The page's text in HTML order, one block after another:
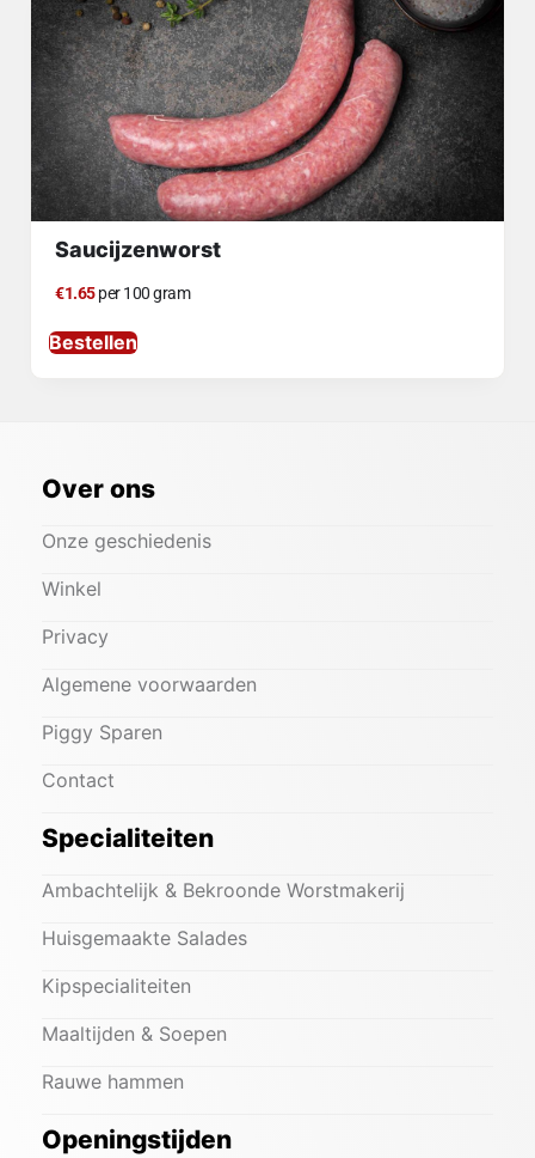
Saucijzenworst
€1.65per 100 gram
Bestellen
Over ons
Onze geschiedenis
Winkel
Privacy
Algemene voorwaarden
Piggy Sparen
Contact
Specialiteiten
Ambachtelijk & Bekroonde Worstmakerij
Huisgemaakte Salades
Kipspecialiteiten
Maaltijden & Soepen
Rauwe hammen
Openingstijden